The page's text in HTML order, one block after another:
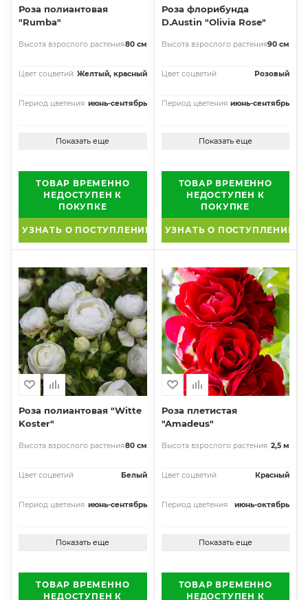
Роза полиантовая
"Rumba"
Высота взрослого растения80 см
Цвет соцветий Желтый, красный
Период цветения июнь-сентябрь
Показать еще
ТОВАР ВРЕМЕННО
НЕДОСТУПЕН К
ПОКУПКЕ
УЗНАТЬ О ПОСТУПЛЕНИИ
Роза флорибунда
D.Austin "Olivia Rose"
Высота взрослого растения90 см
Цвет соцветий Розовый
Период цветения июнь-сентябрь
Показать еще
ТОВАР ВРЕМЕННО
НЕДОСТУПЕН К
ПОКУПКЕ
УЗНАТЬ О ПОСТУПЛЕНИИ
Роза полиантовая "Witte
Koster"
Высота взрослого растения80 см
Цвет соцветий Белый
Период цветения июнь-сентябрь
Показать еще
ТОВАР ВРЕМЕННО
НЕДОСТУПЕН К
Роза плетистая
"Amadeus"
Высота взрослого растения 2,5 м
Цвет соцветий Красный
Период цветения июнь-октябрь
Показать еще
ТОВАР ВРЕМЕННО
НЕДОСТУПЕН К